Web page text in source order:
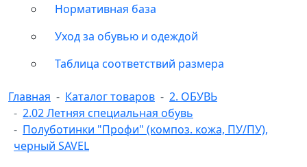
Нормативная база
Уход за обувью и одеждой
Таблица соответствий размера
Главная Каталог товаров
2. ОБУВЬ
2.02 Летняя специальная обувь
Полуботинки "Профи" (композ. кожа, ПУ/ПУ),
черный SAVEL